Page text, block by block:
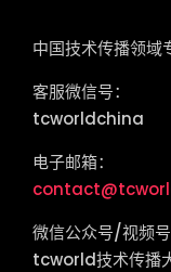
中国技术传播领域
客服微信号：
tcworldchina
电子邮箱：
微信公众号/视频号
tcworld技术传播